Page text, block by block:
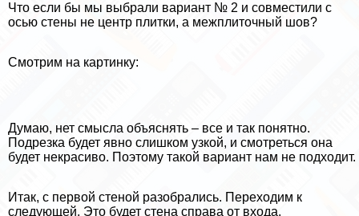
Что если бы мы выбрали вариант № 2 и совместили с
осью стены не центр плитки, а межплиточный шов?
Смотрим на картинку:
Думаю, нет смысла объяснять – все и так понятно.
Подрезка будет явно слишком узкой, и смотреться она
будет некрасиво. Поэтому такой вариант нам не подходит.
Итак, с первой стеной разобрались. Переходим к
следующей. Это будет стена справа от входа.